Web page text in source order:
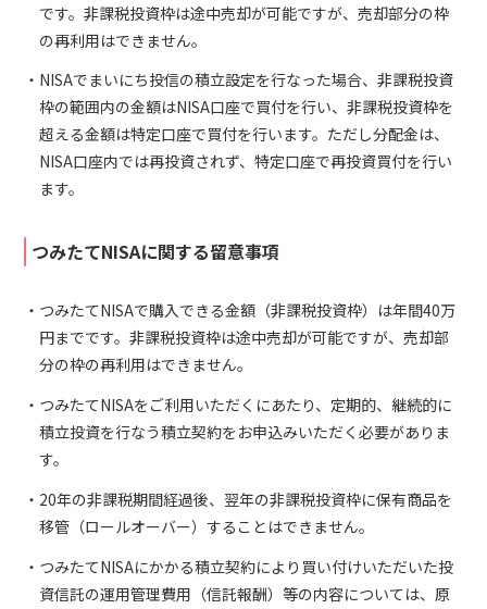
です。非課税投資枠は途中売却が可能ですが、売却部分の枠
の再利用はできません。
NISAでまいにち投信の積立設定を行なった場合、非課税投資
枠の範囲内の金額はNISA口座で買付を行い、非課税投資枠を
超える金額は特定口座で買付を行います。ただし分配金は、
NISA口座内では再投資されず、特定口座で再投資買付を行い
ます。
つみたてNISAに関する留意事項
つみたてNISAで購入できる金額（非課税投資枠）は年間40万
円までです。非課税投資枠は途中売却が可能ですが、売却部
分の枠の再利用はできません。
つみたてNISAをご利用いただくにあたり、定期的、継続的に
積立投資を行なう積立契約をお申込みいただく必要がありま
す。
20年の非課税期間経過後、翌年の非課税投資枠に保有商品を
移管（ロールオーバー）することはできません。
つみたてNISAにかかる積立契約により買い付けいただいた投
資信託の運用管理費用（信託報酬）等の内容については、原